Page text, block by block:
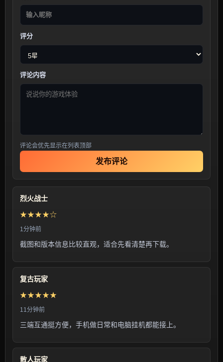
评分
评论内容
评论会优先显示在列表顶部
发布评论
烈火战士
★★★★☆
1分钟前
截图和版本信息比较直观，适合先看清楚再下载。
复古玩家
★★★★★
11分钟前
三端互通挺方便，手机做日常和电脑挂机都能接上。
散人玩家